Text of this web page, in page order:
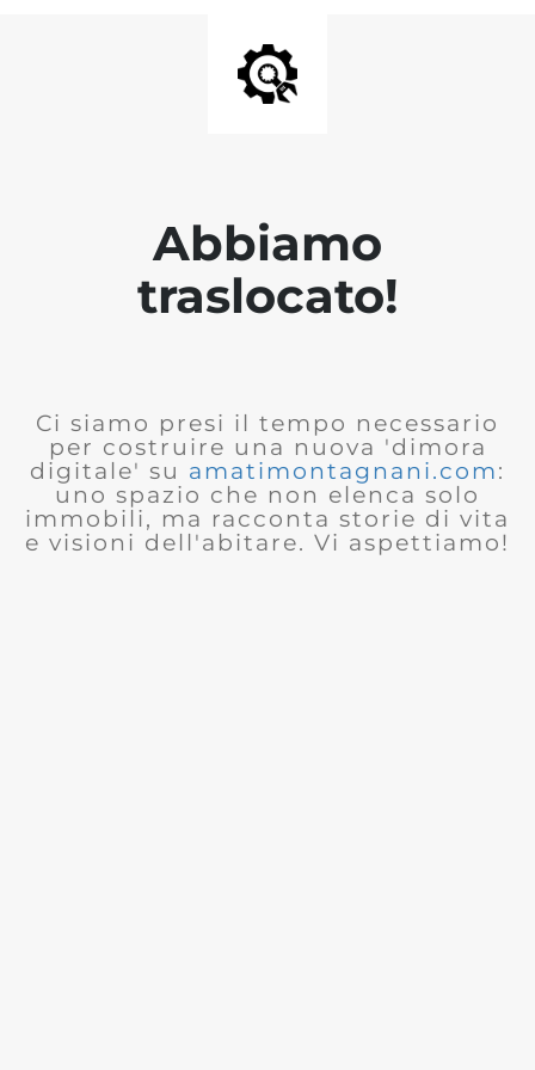
Abbiamo
traslocato!
Ci siamo presi il tempo necessario
per costruire una nuova 'dimora
digitale' su amatimontagnani.com:
uno spazio che non elenca solo
immobili, ma racconta storie di vita
e visioni dell'abitare. Vi aspettiamo!